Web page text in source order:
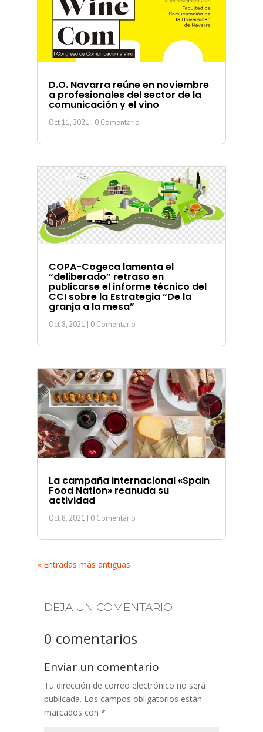
D.O. Navarra reúne en noviembre
a profesionales del sector de la
comunicación y el vino
Oct 11, 2021 | 0 Comentario
COPA-Cogeca lamenta el
“deliberado” retraso en
publicarse el informe técnico del
CCI sobre la Estrategia “De la
granja a la mesa”
Oct 8, 2021 | 0 Comentario
La campaña internacional «Spain
Food Nation» reanuda su
actividad
Oct 8, 2021 | 0 Comentario
« Entradas más antiguas
DEJA UN COMENTARIO
0 comentarios
Enviar un comentario
Tu dirección de correo electrónico no será
publicada. Los campos obligatorios están
marcados con *